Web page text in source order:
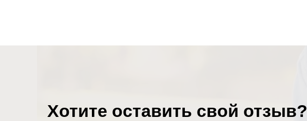
Хотите оставить свой отзыв?